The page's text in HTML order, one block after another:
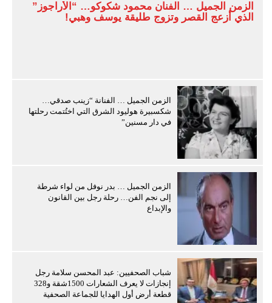
الزمن الجميل … الفنان محمود شكوكو… “الأراجوز”
الذي أزعج القصر وتزوج طليقة يوسف وهبي!
الزمن الجميل … الفنانة “زينب صدقي…
شكسبيرة هوليود الشرق التي اختُتمت رحلتها
في دار مسنين”
الزمن الجميل … بدر نوفل من لواء شرطة
إلى نجم الفن… رحلة رجل بين القانون
والإبداع
شباب الصحفيين: عبد المحسن سلامة رجل
إنجازات لا يعرف الشعارات 1500شقة و328
قطعة أرض أول الهدايا للجماعة الصحفية